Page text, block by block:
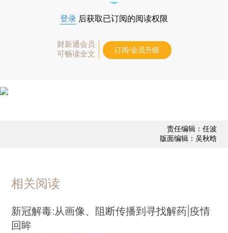
登录 后获取已订阅的阅读权限
财新通会员
可畅读全文
订阅/会员升级
责任编辑：任波
版面编辑：吴秋晗
相关阅读
新冠解毒:从画像、阻断传播到寻找解药|疫情
回眸